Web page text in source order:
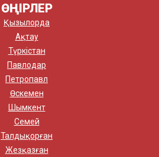
ӨҢІРЛЕР
Қызылорда
Ақтау
Түркістан
Павлодар
Петропавл
Өскемен
Шымкент
Семей
Талдықорған
Жезқазған